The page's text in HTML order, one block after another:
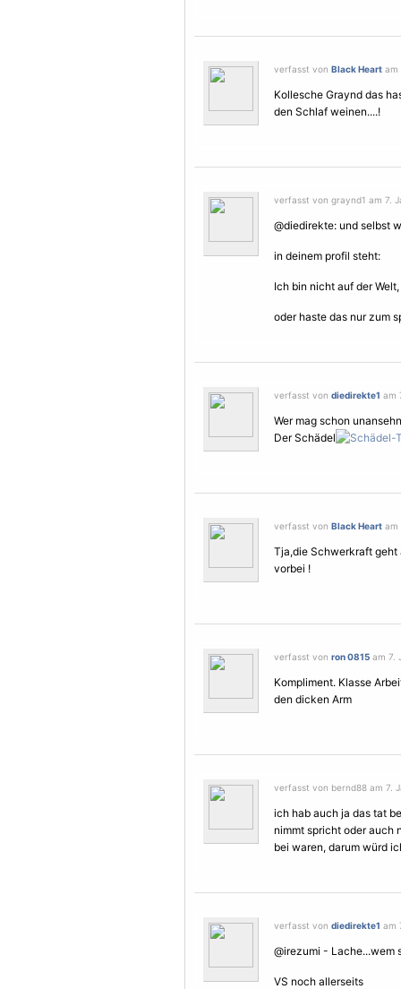
verfasst von Black Heart am
Kollesche Graynd das
den Schlaf weinen....!
verfasst von graynd1 am 7.
@diedirekte: und selbst
in deinem profil steht:
Ich bin nicht auf der
oder haste das nur zum
verfasst von diedirekte1 am
Wer mag schon
Der Schädel
verfasst von Black Heart am
Tja,die Schwerkraft
vorbei !
verfasst von ron 0815 am 7.
Kompliment. Klasse
den dicken Arm
verfasst von bernd88 am 7.
ich hab auch ja das tat
nimmt spricht oder auch
bei waren, darum würd
verfasst von diedirekte1 am
@irezumi - Lache...wem
VS noch allerseits